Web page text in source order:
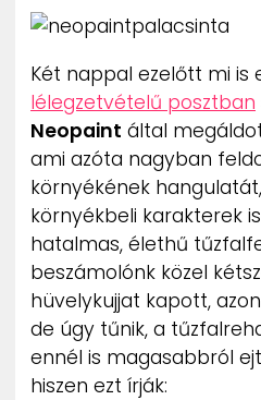
PR-
Két nappal ezelőtt mi is
lélegzetvételű posztban
Neopaint által
ami azóta nagyban
környékének
környékbeli karakterek
hatalmas, élethű
beszámolónk közel
hüvelykujjat kapott,
de úgy tűnik, a
ennél is magasabbról
hiszen ezt írják: